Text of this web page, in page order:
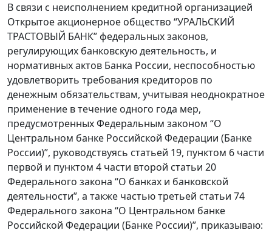
В связи с неисполнением кредитной организацией
Открытое акционерное общество “УРАЛЬСКИЙ
ТРАСТОВЫЙ БАНК” федеральных законов,
регулирующих банковскую деятельность, и
нормативных актов Банка России, неспособностью
удовлетворить требования кредиторов по
денежным обязательствам, учитывая неоднократное
применение в течение одного года мер,
предусмотренных Федеральным законом “О
Центральном банке Российской Федерации (Банке
России)”, руководствуясь статьей 19, пунктом 6 части
первой и пунктом 4 части второй статьи 20
Федерального закона “О банках и банковской
деятельности”, а также частью третьей статьи 74
Федерального закона “О Центральном банке
Российской Федерации (Банке России)”, приказываю: